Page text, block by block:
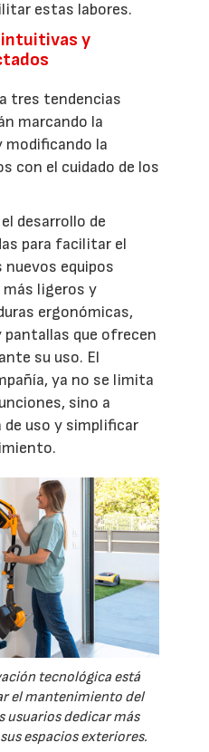
estas labores.
y
tres tendencias
marcando la
modificando la
con el cuidado de los
desarrollo de
para facilitar el
nuevos equipos
ligeros y
ergonómicas,
que ofrecen
su uso. El
ya no se limita
sino a
de uso y simplificar
tecnológica está
el mantenimiento del
usuarios dedicar más
espacios exteriores.